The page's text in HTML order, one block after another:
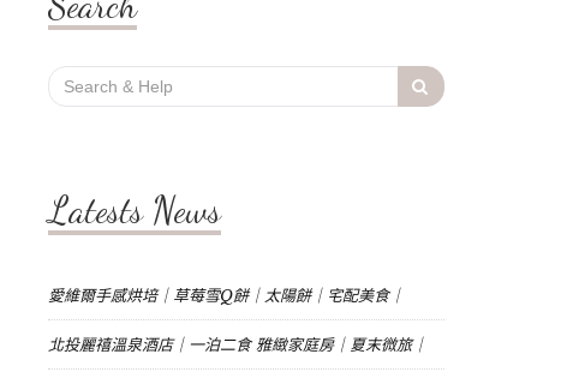
Search
for:
Latests News
愛維爾手感烘培｜草莓雪Q餅｜太陽餅｜宅配美食｜
北投麗禧溫泉酒店｜一泊二食 雅緻家庭房｜夏末微旅｜